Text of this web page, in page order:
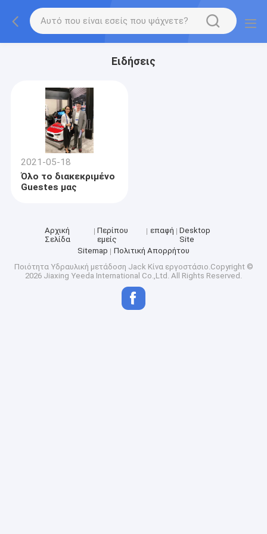
Ειδήσεις
2021-05-18
Όλο το διακεκριμένο
Guestes μας
Αρχική
Σελίδα
Περίπου
εμείς
επαφή
Desktop
Site
Sitemap
Πολιτική Απορρήτου
Ποιότητα Υδραυλική μετάδοση Jack Κίνα εργοστάσιο.Copyright ©
2026 Jiaxing Yeeda International Co.,Ltd. All Rights Reserved.